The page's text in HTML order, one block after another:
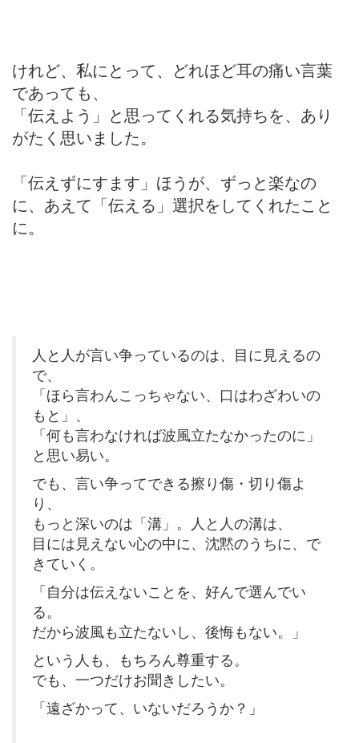
けれど、私にとって、どれほど耳の痛い言葉
であっても、
「伝えよう」と思ってくれる気持ちを、あり
がたく思いました。
「伝えずにすます」ほうが、ずっと楽なの
に、あえて「伝える」選択をしてくれたこと
に。
人と人が言い争っているのは、目に見えるの
で、
「ほら言わんこっちゃない、口はわざわいの
もと」、
「何も言わなければ波風立たなかったのに」
と思い易い。
でも、言い争ってできる擦り傷・切り傷よ
り、
もっと深いのは「溝」。人と人の溝は、
目には見えない心の中に、沈黙のうちに、で
きていく。
「自分は伝えないことを、好んで選んでい
る。
だから波風も立たないし、後悔もない。」
という人も、もちろん尊重する。
でも、一つだけお聞きしたい。
「遠ざかって、いないだろうか？」